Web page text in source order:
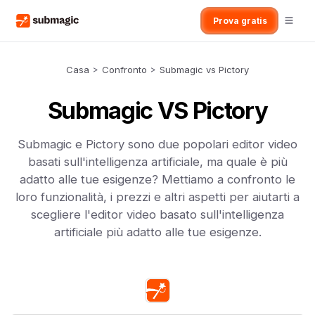
Prova gratis
Casa > Confronto > Submagic vs Pictory
Submagic VS Pictory
Submagic e Pictory sono due popolari editor video
basati sull'intelligenza artificiale, ma quale è più
adatto alle tue esigenze? Mettiamo a confronto le
loro funzionalità, i prezzi e altri aspetti per aiutarti a
scegliere l'editor video basato sull'intelligenza
artificiale più adatto alle tue esigenze.